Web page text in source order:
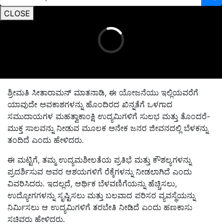
CLOSE
ಶ್ರೀಮತಿ ಸೀತಾರಾಮನ್ ಮಾತನಾಡಿ, ಈ ಯೋಜನೆಯು ಇಲ್ಲಿಯವರೆಗೆ
ಯಾವುದೇ ಅವಕಾಶಗಳನ್ನು ಹೊಂದಿರದ ಖಿನ್ನತೆಗೆ ಒಳಗಾದ
ಸಮುದಾಯಗಳ ಮಹತ್ವಾಕಾಂಕ್ಷಿ ಉದ್ಯಮಿಗಳಿಗೆ ಸುಲಭ ಮತ್ತು ತೊಂದರೆ-
ಮುಕ್ತ ಸಾಲವನ್ನು ನೀಡುವ ಮೂಲಕ ಅನೇಕ ಜನರ ಜೀವನದಲ್ಲಿ ಬೆಳಕನ್ನು
ತಂದಿದೆ ಎಂದು ಹೇಳಿದರು.
ಈ ಮಟ್ಟಿಗೆ, ತಮ್ಮ ಉದ್ಯಮಶೀಲತೆಯ ಪ್ರತಿಭೆ ಮತ್ತು ಕೌಶಲ್ಯಗಳನ್ನು
ಪ್ರದರ್ಶಿಸುವ ಅವರ ಆಶಯಗಳಿಗೆ ರೆಕ್ಕೆಗಳನ್ನು ನೀಡಲಾಗಿದೆ ಎಂದು
ವಿವರಿಸಿದರು. ಇದಲ್ಲದೆ, ಆರ್ಥಿಕ ಬೆಳವಣಿಗೆಯನ್ನು ಹೆಚ್ಚಿಸಲು,
ಉದ್ಯೋಗಗಳನ್ನು ಸೃಷ್ಟಿಸಲು ಮತ್ತು ಬಲವಾದ ಪರಿಸರ ವ್ಯವಸ್ಥೆಯನ್ನು
ನಿರ್ಮಿಸಲು ಆ ಉದ್ಯಮಿಗಳಿಗೆ ತರಬೇತಿ ನೀಡಿದೆ ಎಂದು ಹಣಕಾಸು
ಸಚಿವರು ಹೇಳಿದರು.